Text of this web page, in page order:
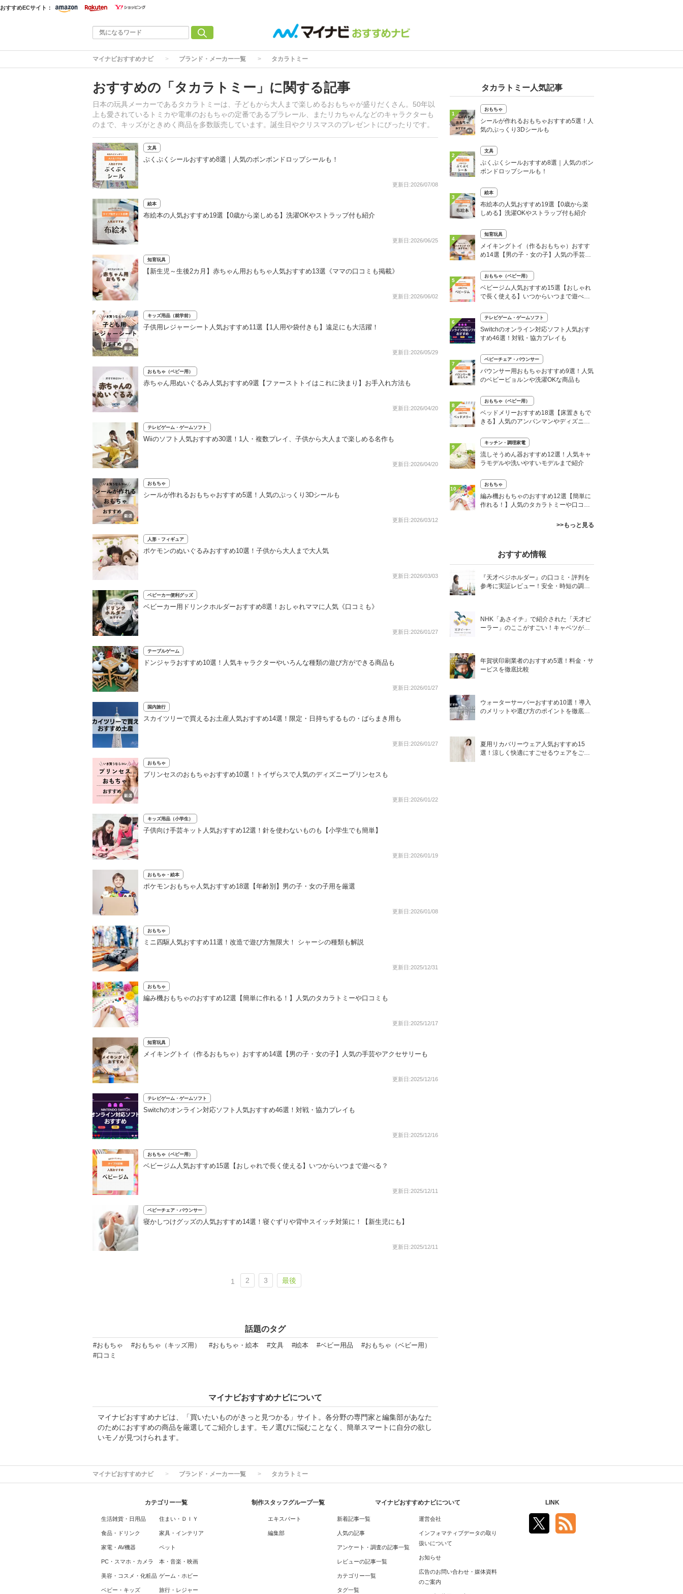
おすすめECサイト：
マイナビおすすめナビ ブランド・メーカー一覧 タカラトミー
おすすめの「タカラトミー」に関する記事
日本の玩具メーカーであるタカラトミーは、子どもから大人まで楽しめるおもちゃが盛りだくさん。50年以
上も愛されているトミカや電車のおもちゃの定番であるプラレール、またリカちゃんなどのキャラクターも
のまで、キッズがときめく商品を多数販売しています。誕生日やクリスマスのプレゼントにぴったりです。
文具
ぷくぷくシールおすすめ8選｜人気のボンボンドロップシールも！
更新日:2026/07/08
絵本
布絵本の人気おすすめ19選【0歳から楽しめる】洗濯OKやストラップ付も紹介
更新日:2026/06/25
知育玩具
【新生児～生後2カ月】赤ちゃん用おもちゃ人気おすすめ13選《ママの口コミも掲載》
更新日:2026/06/02
キッズ用品（就学前）
子供用レジャーシート人気おすすめ11選【1人用や袋付きも】遠足にも大活躍！
更新日:2026/05/29
おもちゃ（ベビー用）
赤ちゃん用ぬいぐるみ人気おすすめ9選【ファーストトイはこれに決まり】お手入れ方法も
更新日:2026/04/20
テレビゲーム・ゲームソフト
Wiiのソフト人気おすすめ30選！1人・複数プレイ、子供から大人まで楽しめる名作も
更新日:2026/04/20
おもちゃ
シールが作れるおもちゃおすすめ5選！人気のぷっくり3Dシールも
更新日:2026/03/12
人形・フィギュア
ポケモンのぬいぐるみおすすめ10選！子供から大人まで大人気
更新日:2026/03/03
ベビーカー便利グッズ
ベビーカー用ドリンクホルダーおすすめ8選！おしゃれママに人気《口コミも》
更新日:2026/01/27
テーブルゲーム
ドンジャラおすすめ10選！人気キャラクターやいろんな種類の遊び方ができる商品も
更新日:2026/01/27
国内旅行
スカイツリーで買えるお土産人気おすすめ14選！限定・日持ちするもの・ばらまき用も
更新日:2026/01/27
おもちゃ
プリンセスのおもちゃおすすめ10選！トイザらスで人気のディズニープリンセスも
更新日:2026/01/22
キッズ用品（小学生）
子供向け手芸キット人気おすすめ12選！針を使わないものも【小学生でも簡単】
更新日:2026/01/19
おもちゃ・絵本
ポケモンおもちゃ人気おすすめ18選【年齢別】男の子・女の子用を厳選
更新日:2026/01/08
おもちゃ
ミニ四駆人気おすすめ11選！改造で遊び方無限大！ シャーシの種類も解説
更新日:2025/12/31
おもちゃ
編み機おもちゃのおすすめ12選【簡単に作れる！】人気のタカラトミーや口コミも
更新日:2025/12/17
知育玩具
メイキングトイ（作るおもちゃ）おすすめ14選【男の子・女の子】人気の手芸やアクセサリーも
更新日:2025/12/16
テレビゲーム・ゲームソフト
Switchのオンライン対応ソフト人気おすすめ46選！対戦・協力プレイも
更新日:2025/12/16
おもちゃ（ベビー用）
ベビージム人気おすすめ15選【おしゃれで長く使える】いつからいつまで遊べる？
更新日:2025/12/11
ベビーチェア・バウンサー
寝かしつけグッズの人気おすすめ14選！寝ぐずりや背中スイッチ対策に！【新生児にも】
更新日:2025/12/11
1 2 3 最後
話題のタグ
#おもちゃ #おもちゃ（キッズ用） #おもちゃ・絵本 #文具 #絵本 #ベビー用品
#おもちゃ（ベビー用）
#口コミ
マイナビおすすめナビについて
マイナビおすすめナビは、「買いたいものがきっと見つかる」サイト。各分野の専門家と編集部があなた
のためにおすすめの商品を厳選してご紹介します。モノ選びに悩むことなく、簡単スマートに自分の欲し
いモノが見つけられます。
タカラトミー人気記事
1
おもちゃ
シールが作れるおもちゃおすすめ5選！人
気のぷっくり3Dシールも
2
文具
ぷくぷくシールおすすめ8選｜人気のボン
ボンドロップシールも！
3
絵本
布絵本の人気おすすめ19選【0歳から楽
しめる】洗濯OKやストラップ付も紹介
4
知育玩具
メイキングトイ（作るおもちゃ）おすす
め14選【男の子・女の子】人気の手芸や
5
おもちゃ（ベビー用）
ベビージム人気おすすめ15選【おしゃれ
で長く使える】いつからいつまで遊べ
6
テレビゲーム・ゲームソフト
Switchのオンライン対応ソフト人気おす
すめ46選！対戦・協力プレイも
7
ベビーチェア・バウンサー
バウンサー用おもちゃおすすめ9選！人気
のベビービョルンや洗濯OKな商品も
8
おもちゃ（ベビー用）
ベッドメリーおすすめ18選【床置きもで
きる】人気のアンパンマンやディズニー
9
キッチン・調理家電
流しそうめん器おすすめ12選！人気キャ
ラモデルや洗いやすいモデルまで紹介
10
おもちゃ
編み機おもちゃのおすすめ12選【簡単に
作れる！】人気のタカラトミーや口コミ
>>もっと見る
おすすめ情報
『天才ベジホルダー』の口コミ・評判を
参考に実証レビュー！安全・時短の調理
NHK「あさイチ」で紹介された「天才ピ
ーラー」のここがすごい！キャベツがほ
年賀状印刷業者のおすすめ5選！料金・サ
ービスを徹底比較
ウォーターサーバーおすすめ10選！導入
のメリットや選び方のポイントを徹底解
夏用リカバリーウェア人気おすすめ15
選！涼しく快適にすごせるウェアをご紹
マイナビおすすめナビ ブランド・メーカー一覧 タカラトミー
カテゴリー一覧
生活雑貨・日用品
食品・ドリンク
家電・AV機器
PC・スマホ・カメラ
美容・コスメ・化粧品
ベビー・キッズ
住まい・ＤＩＹ
家具・インテリア
ペット
本・音楽・映画
ゲーム・ホビー
旅行・レジャー
制作スタッフグループ一覧
エキスパート
編集部
マイナビおすすめナビについて
新着記事一覧
人気の記事
アンケート・調査の記事一覧
レビューの記事一覧
カテゴリー一覧
タグ一覧
運営会社
インフォマティブデータの取り
扱いについて
お知らせ
広告のお問い合わせ・媒体資料
のご案内
LINK